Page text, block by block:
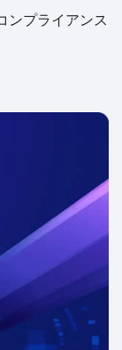
ンプライアンス